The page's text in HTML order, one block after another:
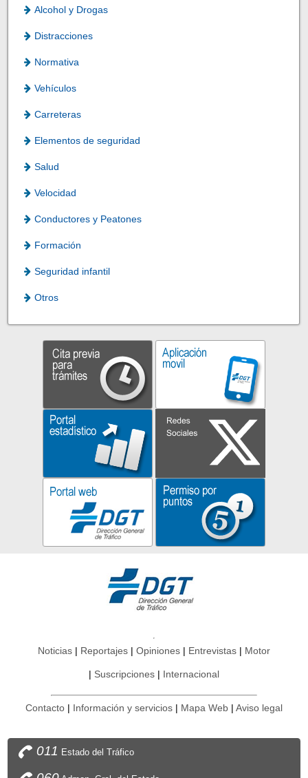
Alcohol y Drogas
Distracciones
Normativa
Vehículos
Carreteras
Elementos de seguridad
Salud
Velocidad
Conductores y Peatones
Formación
Seguridad infantil
Otros
Noticias Reportajes Opiniones Entrevistas Motor
Suscripciones Internacional
Contacto Información y servicios Mapa Web Aviso legal
011 Estado del Tráfico